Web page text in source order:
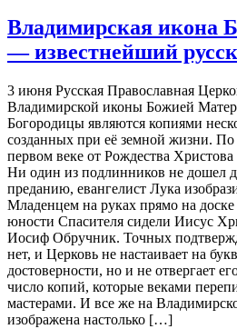
Владимирская икона
— известнейший
3 июня Русская Православная
Владимирской иконы Божией
Богородицы являются копиями
созданных при её земной жизни.
первом веке от Рождества
Ни один из подлинников не дошел
преданию, евангелист Лука
Младенцем на руках прямо на доске
юности Спасителя сидели Иисус
Иосиф Обручник. Точных
нет, и Церковь не настаивает на
достоверности, но и не отвергает
число копий, которые веками
мастерами. И все же на
изображена настолько […]